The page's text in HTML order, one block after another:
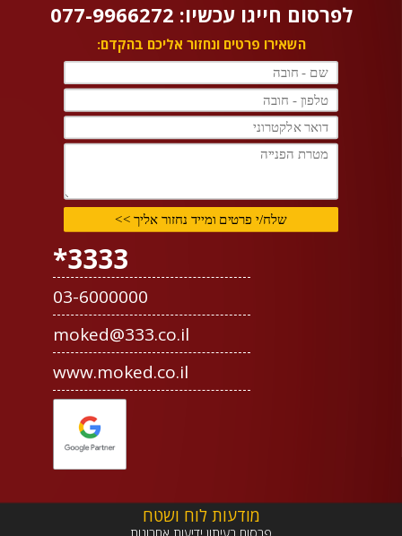
לפרסום חייגו עכשיו: 077-9966272
השאירו פרטים ונחזור אליכם בהקדם:
3333*
03-6000000
moked@333.co.il
www.moked.co.il
מודעות לוח ושטח
פרסום בעיתון ידיעות אחרונות